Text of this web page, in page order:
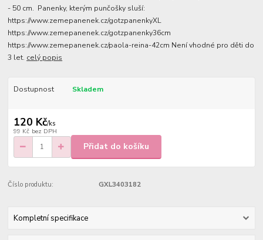
- 50 cm. Panenky, kterým punčošky sluší:
https://www.zemepanenek.cz/gotzpanenkyXL
https://www.zemepanenek.cz/gotzpanenky36cm
https://www.zemepanenek.cz/paola-reina-42cm Není vhodné pro děti do
3 let. celý popis
Dostupnost Skladem
120 Kč/ks
99 Kč bez DPH
Přidat do košíku
Číslo produktu: GXL3403182
Kompletní specifikace